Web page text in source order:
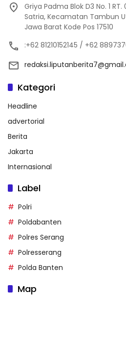
Griya Padma Blok D3 No. 1
Satria, Kecamatan Tambun
Jawa Barat Kode Pos 17510
:+62 81210152145 / +62
Kategori
Headline
advertorial
Berita
Jakarta
Internasional
Label
Polri
Poldabanten
Polres Serang
Polresserang
Polda Banten
Map